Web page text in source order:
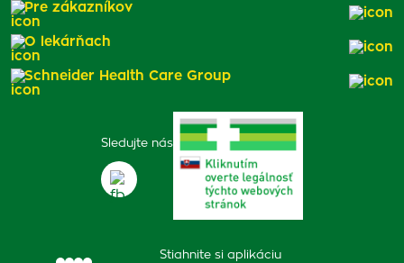
Sledujte nás
Stiahnite si aplikáciu
Pre zákazníkov
O lekárňach
Schneider Health Care Group